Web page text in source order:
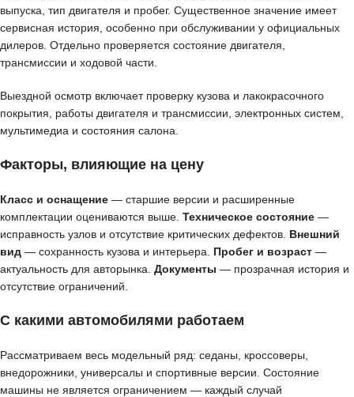
выпуска, тип двигателя и пробег. Существенное значение имеет
сервисная история, особенно при обслуживании у официальных
дилеров. Отдельно проверяется состояние двигателя,
трансмиссии и ходовой части.
Выездной осмотр включает проверку кузова и лакокрасочного
покрытия, работы двигателя и трансмиссии, электронных систем,
мультимедиа и состояния салона.
Факторы, влияющие на цену
Класс и оснащение — старшие версии и расширенные
комплектации оцениваются выше. Техническое состояние —
исправность узлов и отсутствие критических дефектов. Внешний
вид — сохранность кузова и интерьера. Пробег и возраст —
актуальность для авторынка. Документы — прозрачная история и
отсутствие ограничений.
С какими автомобилями работаем
Рассматриваем весь модельный ряд: седаны, кроссоверы,
внедорожники, универсалы и спортивные версии. Состояние
машины не является ограничением — каждый случай